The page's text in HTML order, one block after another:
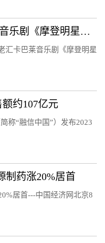
于舞台呈演“逐梦好莱坞” 音乐剧《摩登明星梦》将正式启幕
汇卡巴莱音乐剧《摩登明星
约107亿元
称“融信中国”）发布2023
制药涨20%居首
居首---中国经济网北京8